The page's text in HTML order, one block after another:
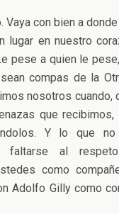
Vaya con bien a
lugar en nuestro
pese a quien le
compas de la
nosotros cuando,
que
Y lo que
faltarse al
como
Adolfo Gilly como